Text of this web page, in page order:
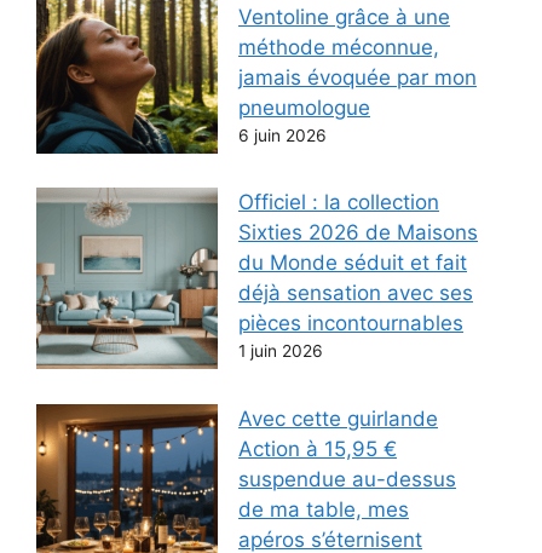
Ventoline grâce à une
méthode méconnue,
jamais évoquée par mon
pneumologue
6 juin 2026
Officiel : la collection
Sixties 2026 de Maisons
du Monde séduit et fait
déjà sensation avec ses
pièces incontournables
1 juin 2026
Avec cette guirlande
Action à 15,95 €
suspendue au-dessus
de ma table, mes
apéros s’éternisent